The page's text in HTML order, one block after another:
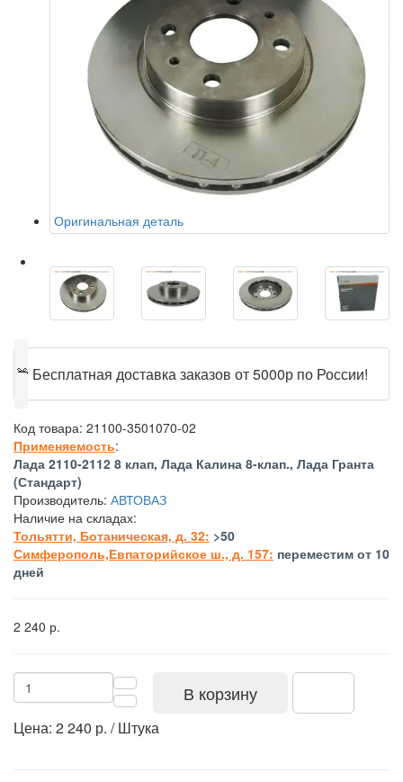
Оригинальная деталь
🎁 Бесплатная доставка заказов от 5000р по России!
Код товара: 21100-3501070-02
Применяемость:
Лада 2110-2112 8 клап, Лада Калина 8-клап., Лада Гранта
(Стандарт)
Производитель: АВТОВАЗ
Наличие на складах:
Тольятти, Ботаническая, д. 32: >50
Симферополь,Евпаторийское ш., д. 157: переместим от 10
дней
2 240 р.
В корзину
Цена: 2 240 р. / Штука